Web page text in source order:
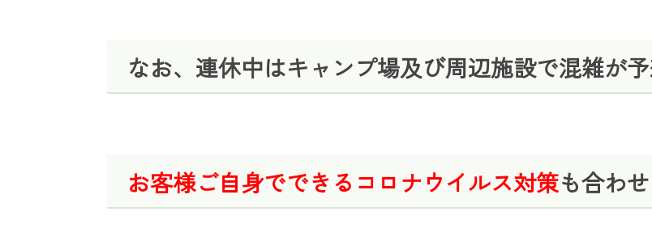
なお、連休中はキャンプ場及び周辺施設で混雑が予
お客様ご自身でできるコロナウイルス対策も合わ